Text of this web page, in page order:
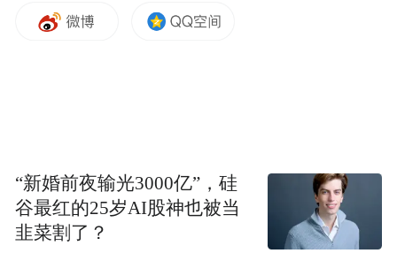
本次活动由国务院新闻办公室、中国驻土耳
PART.01
“新婚前夜输光3000亿”，硅
谷最红的25岁AI股神也被当
韭菜割了？